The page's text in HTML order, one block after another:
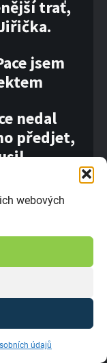
webových
údajů
trať,
jsem
nedal
předjet,
Setkání
Kottek
jako